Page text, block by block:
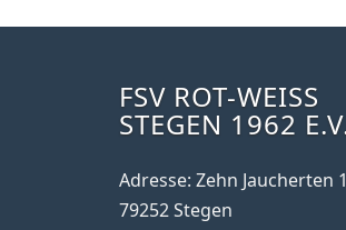
FSV ROT-WEISS S
TEGEN 1962 E.V.
Adresse: Zehn Jaucherten 1
79252 Stegen